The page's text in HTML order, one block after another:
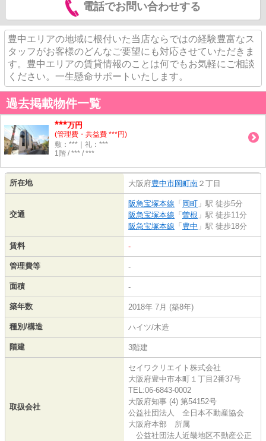
電話でお問い合わせする
豊中エリアの地域に根付いた当店ならではの経験豊富なス
タッフがお客様のどんなご要望にも対応させていただきま
す。豊中エリアの賃貸情報のことは何でもお気軽にご相談
ください。一生懸命サポートいたします。
過去掲載物件一覧
***万円
(管理費・共益費 ***円)
敷：***｜礼：***
1階 / *** / ***
所在地 大阪府豊中市岡町南 ２丁目
交通
阪急宝塚本線 「 岡町 」駅 徒歩5分
阪急宝塚本線 「 曽根 」駅 徒歩11分
阪急宝塚本線 「 豊中 」駅 徒歩18分
賃料 -
管理費等 -
面積 -
築年数 2018年 7月 (築8年)
種別/構造 ハイツ/木造
階建 3階建
取扱会社
セイワクリエイト株式会社
大阪府豊中市本町１丁目2番37号
TEL:06-6843-0002
大阪府知事 (4) 第54152号
公益社団法人 全日本不動産協会
大阪府本部 所属
公益社団法人近畿地区不動産公正